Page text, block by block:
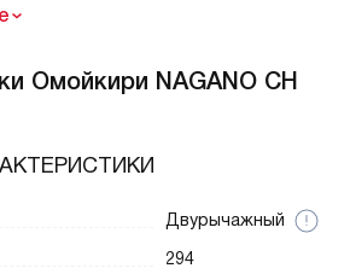
Омойкири NAGANO CH
Двурычажный
294